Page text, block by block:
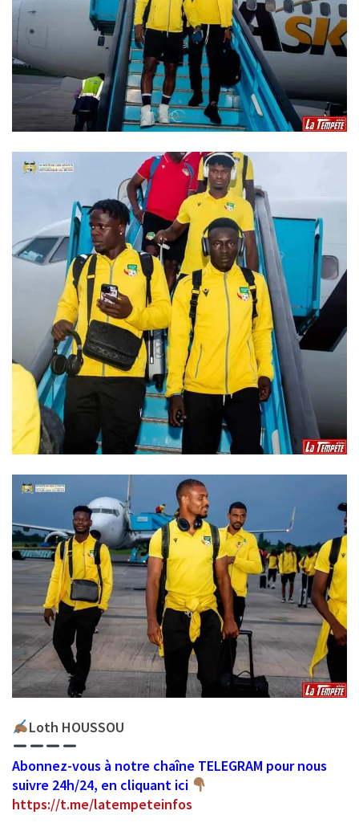
Loth HOUSSOU
Abonnez-vous à notre chaîne TELEGRAM pour nous
suivre 24h/24, en cliquant ici
https://t.me/latempeteinfos